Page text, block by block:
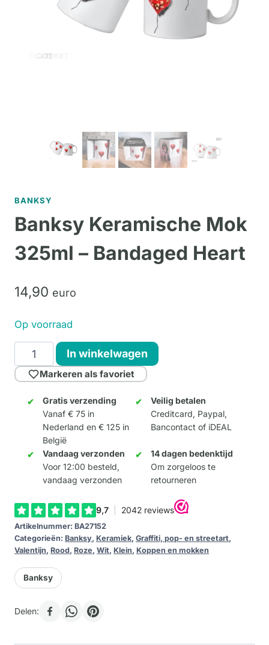
BANKSY
Banksy Keramische Mok
325ml – Bandaged Heart
14,90 euro
Op voorraad
Banksy
Keramische
Mok
325ml
Bandaged
Heart
aantal
In winkelwagen
Markeren als favoriet
Gratis verzending
Vanaf € 75 in
Nederland en € 125 in
België
Veilig betalen
Creditcard, Paypal,
Bancontact of iDEAL
Vandaag verzonden
Voor 12:00 besteld,
vandaag verzonden
14 dagen bedenktijd
Om zorgeloos te
retourneren
Artikelnummer: BA27152
Categorieën: Banksy, Keramiek, Graffiti, pop- en streetart,
Valentijn, Rood, Roze, Wit, Klein, Koppen en mokken
Banksy
Delen: